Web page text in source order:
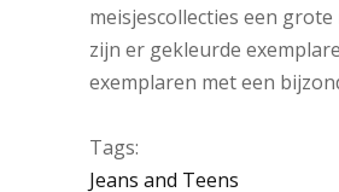
meisjescollecties een
zijn er gekleurde
exemplaren met een
Tags:
Jeans and Teens